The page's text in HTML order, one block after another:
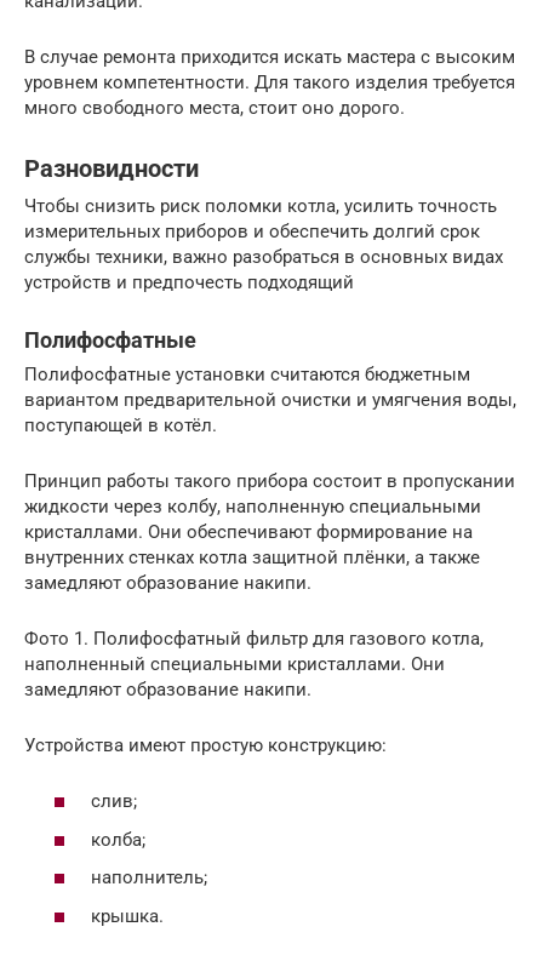
В случае ремонта приходится искать мастера с высоким
уровнем компетентности. Для такого изделия требуется
много свободного места, стоит оно дорого.
Разновидности
Чтобы снизить риск поломки котла, усилить точность
измерительных приборов и обеспечить долгий срок
службы техники, важно разобраться в основных видах
устройств и предпочесть подходящий
Полифосфатные
Полифосфатные установки считаются бюджетным
вариантом предварительной очистки и умягчения воды,
поступающей в котёл.
Принцип работы такого прибора состоит в пропускании
жидкости через колбу, наполненную специальными
кристаллами. Они обеспечивают формирование на
внутренних стенках котла защитной плёнки, а также
замедляют образование накипи.
Фото 1. Полифосфатный фильтр для газового котла,
наполненный специальными кристаллами. Они
замедляют образование накипи.
Устройства имеют простую конструкцию:
слив;
колба;
наполнитель;
крышка.